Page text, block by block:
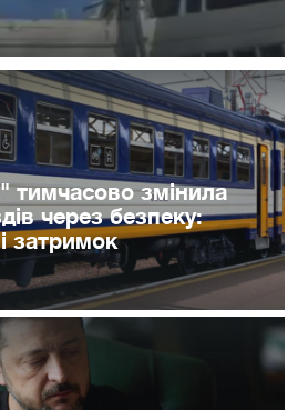
тимчасово змінила
через безпеку:
затримок